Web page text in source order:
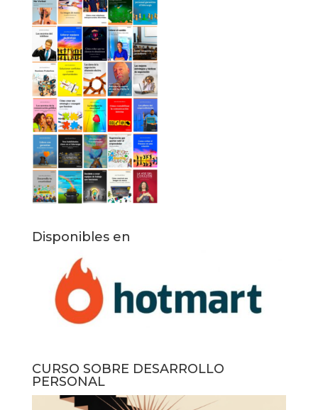
Disponibles en
CURSO SOBRE DESARROLLO
PERSONAL